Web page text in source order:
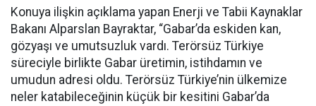
Konuya ilişkin açıklama yapan Enerji ve Tabii Kaynaklar
Bakanı Alparslan Bayraktar, “Gabar’da eskiden kan,
gözyaşı ve umutsuzluk vardı. Terörsüz Türkiye
süreciyle birlikte Gabar üretimin, istihdamın ve
umudun adresi oldu. Terörsüz Türkiye’nin ülkemize
neler katabileceğinin küçük bir kesitini Gabar’da